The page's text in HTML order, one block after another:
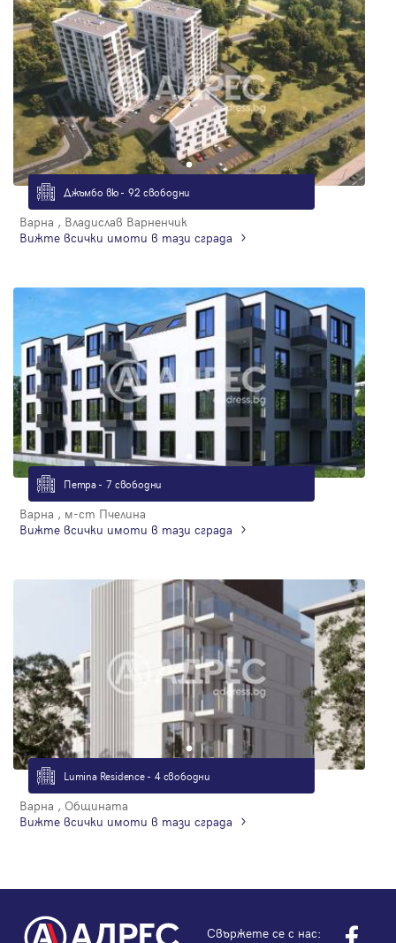
Джъмбо вю - 92 свободни
Варна , Владислав Варненчик
Вижте всички имоти в тази сграда
Петра - 7 свободни
Варна , м-ст Пчелина
Вижте всички имоти в тази сграда
Lumina Residence - 4 свободни
Варна , Общината
Вижте всички имоти в тази сграда
Свържете се с нас: